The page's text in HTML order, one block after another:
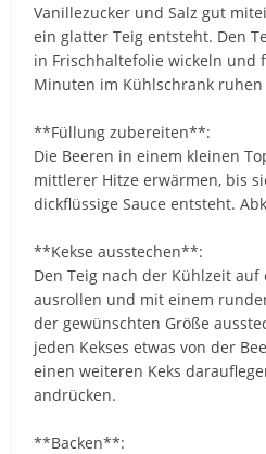
Vanillezucker und Salz gut
ein glatter Teig entsteht. Den
in Frischhaltefolie wickeln und
Minuten im Kühlschrank ruhen
**Füllung zubereiten**:
Die Beeren in einem kleinen
mittlerer Hitze erwärmen, bis
dickflüssige Sauce entsteht.
**Kekse ausstechen**:
Den Teig nach der Kühlzeit
ausrollen und mit einem
der gewünschten Größe
jeden Kekses etwas von der
einen weiteren Keks
andrücken.
**Backen**: